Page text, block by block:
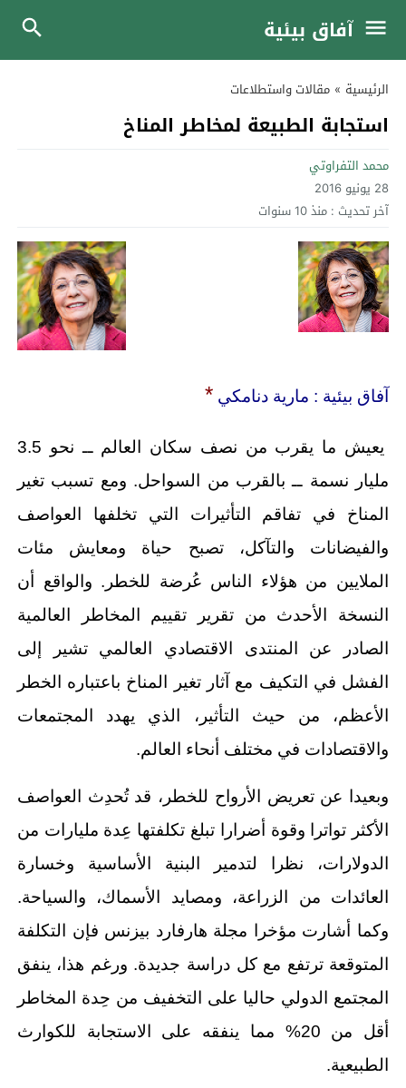
آفاق بيئية
الرئيسية » مقالات واستطلاعات
استجابة الطبيعة لمخاطر المناخ
محمد التفراوتي
28 يونيو 2016
آخر تحديث : منذ 10 سنوات
آفاق بيئية : مارية دنامكي *
يعيش ما يقرب من نصف سكان العالم ــ نحو 3.5
مليار نسمة ــ بالقرب من السواحل. ومع تسبب تغير
المناخ في تفاقم التأثيرات التي تخلفها العواصف
والفيضانات والتآكل، تصبح حياة ومعايش مئات
الملايين من هؤلاء الناس عُرضة للخطر. والواقع أن
النسخة الأحدث من تقرير تقييم المخاطر العالمية
الصادر عن المنتدى الاقتصادي العالمي تشير إلى
الفشل في التكيف مع آثار تغير المناخ باعتباره الخطر
الأعظم، من حيث التأثير، الذي يهدد المجتمعات
والاقتصادات في مختلف أنحاء العالم.
وبعيدا عن تعريض الأرواح للخطر، قد تُحدِث العواصف
الأكثر تواترا وقوة أضرارا تبلغ تكلفتها عِدة مليارات من
الدولارات، نظرا لتدمير البنية الأساسية وخسارة
العائدات من الزراعة، ومصايد الأسماك، والسياحة.
وكما أشارت مؤخرا مجلة هارفارد بيزنس فإن التكلفة
المتوقعة ترتفع مع كل دراسة جديدة. ورغم هذا، ينفق
المجتمع الدولي حاليا على التخفيف من حِدة المخاطر
أقل من 20% مما ينفقه على الاستجابة للكوارث
الطبيعية.